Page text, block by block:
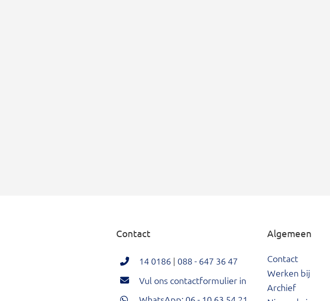
Contact
14 0186 | 088 - 647 36 47
Vul ons contactformulier in
Algemeen
Contact
Werken bij
Archief